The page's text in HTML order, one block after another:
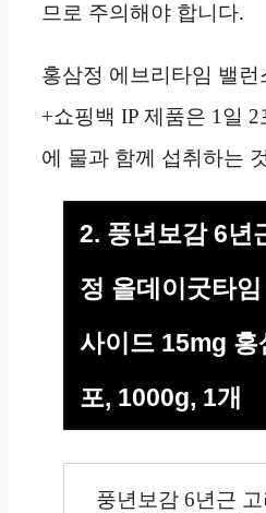
므로 주의해야 합니다.
홍삼정 에브리타임 밸
+쇼핑백 IP 제품은 1일
에 물과 함께 섭취하는
2. 풍년보감 6년
정 올데이굿타
사이드 15mg 홍
포, 1000g, 1개
풍년보감 6년근 고